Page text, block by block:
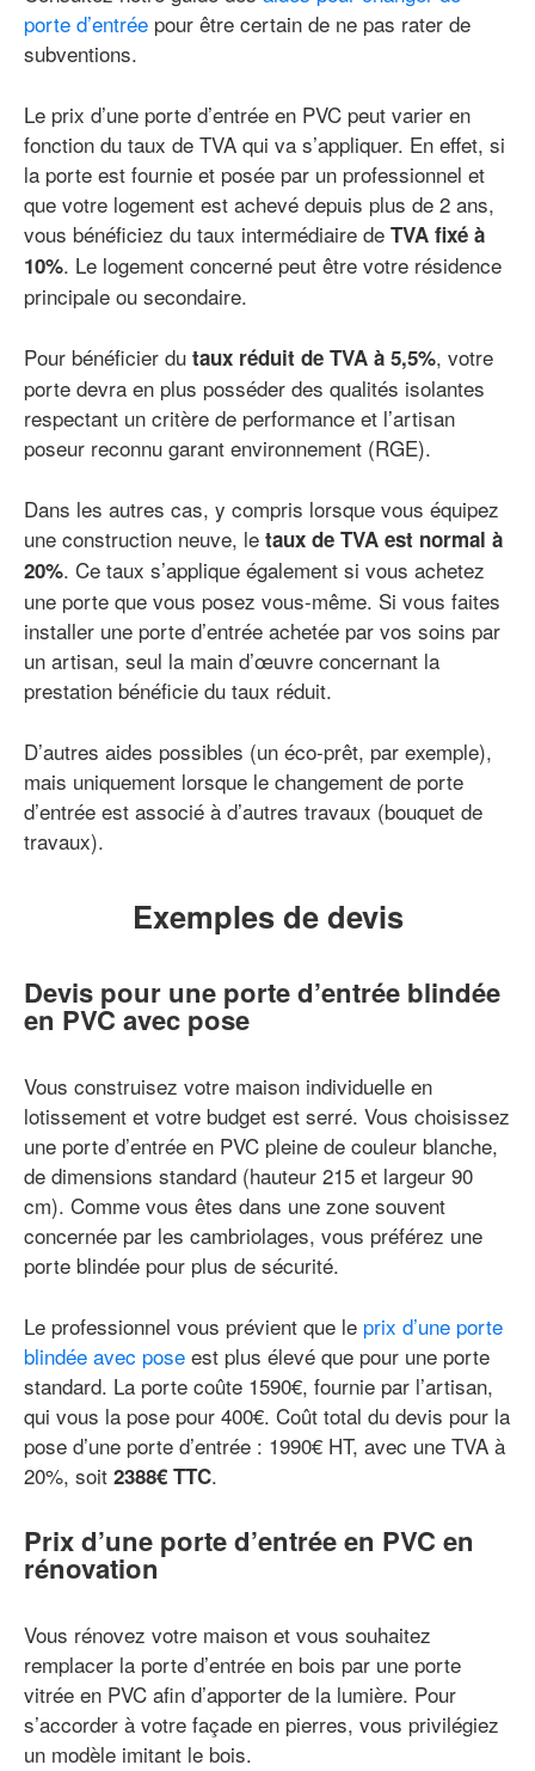
porte d’entrée pour être certain de ne pas rater de
subventions.
Le prix d’une porte d’entrée en PVC peut varier en
fonction du taux de TVA qui va s’appliquer. En effet, si
la porte est fournie et posée par un professionnel et
que votre logement est achevé depuis plus de 2 ans,
vous bénéficiez du taux intermédiaire de TVA fixé à
10%. Le logement concerné peut être votre résidence
principale ou secondaire.
Pour bénéficier du taux réduit de TVA à 5,5%, votre
porte devra en plus posséder des qualités isolantes
respectant un critère de performance et l’artisan
poseur reconnu garant environnement (RGE).
Dans les autres cas, y compris lorsque vous équipez
une construction neuve, le taux de TVA est normal à
20%. Ce taux s’applique également si vous achetez
une porte que vous posez vous-même. Si vous faites
installer une porte d’entrée achetée par vos soins par
un artisan, seul la main d’œuvre concernant la
prestation bénéficie du taux réduit.
D’autres aides possibles (un éco-prêt, par exemple),
mais uniquement lorsque le changement de porte
d’entrée est associé à d’autres travaux (bouquet de
travaux).
Exemples de devis
Devis pour une porte d’entrée blindée
en PVC avec pose
Vous construisez votre maison individuelle en
lotissement et votre budget est serré. Vous choisissez
une porte d’entrée en PVC pleine de couleur blanche,
de dimensions standard (hauteur 215 et largeur 90
cm). Comme vous êtes dans une zone souvent
concernée par les cambriolages, vous préférez une
porte blindée pour plus de sécurité.
Le professionnel vous prévient que le prix d’une porte
blindée avec pose est plus élevé que pour une porte
standard. La porte coûte 1590€, fournie par l’artisan,
qui vous la pose pour 400€. Coût total du devis pour la
pose d’une porte d’entrée : 1990€ HT, avec une TVA à
20%, soit 2388€ TTC.
Prix d’une porte d’entrée en PVC en
rénovation
Vous rénovez votre maison et vous souhaitez
remplacer la porte d’entrée en bois par une porte
vitrée en PVC afin d’apporter de la lumière. Pour
s’accorder à votre façade en pierres, vous privilégiez
un modèle imitant le bois.